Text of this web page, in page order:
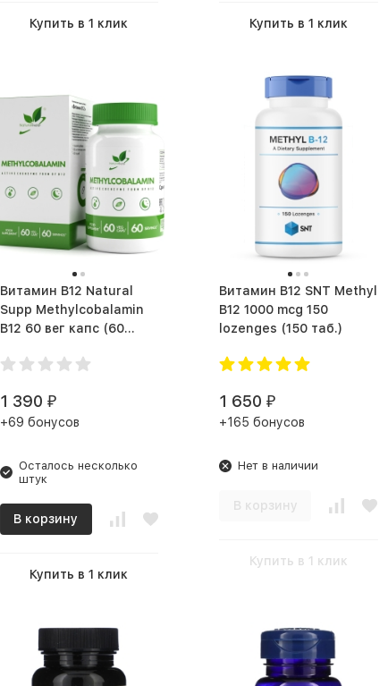
Купить в 1 клик Купить в 1 клик
Витамин B12 Natural
Supp Methylcobalamin
B12 60 вег капс (60
1 390 ₽
+69 бонусов
Осталось несколько
штук
В корзину
Купить в 1 клик
Витамин B12 SNT Methyl
B12 1000 mcg 150
lozenges (150 таб.)
1 650 ₽
+165 бонусов
Нет в наличии
В корзину
Купить в 1 клик